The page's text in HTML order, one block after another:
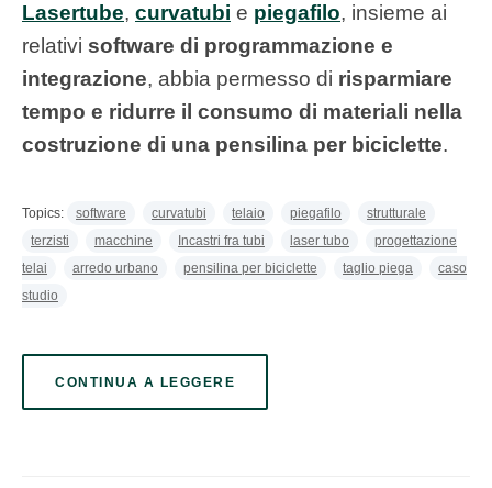
Lasertube, curvatubi e piegafilo, insieme ai
relativi software di programmazione e
integrazione, abbia permesso di risparmiare
tempo e ridurre il consumo di materiali nella
costruzione di una pensilina per biciclette.
Topics: software curvatubi telaio piegafilo
strutturale
terzisti
macchine Incastri fra tubi laser tubo
progettazione
telai
arredo urbano pensilina per biciclette taglio piega
caso
studio
CONTINUA A LEGGERE